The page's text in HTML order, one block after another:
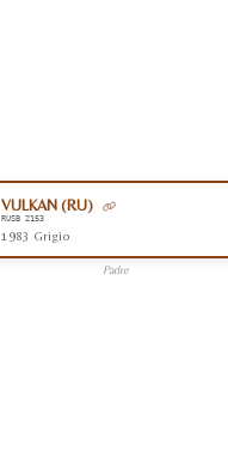
VULKAN (RU)
RUSB 2153
1983 Grigio
Padre